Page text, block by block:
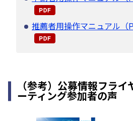
推薦者用操作マニュアル（
（参考）公募情報フライ
ーティング参加者の声